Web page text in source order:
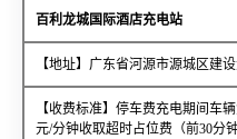
百利龙城国际酒店充电站
【地址】广东省河源市源城区建
【收费标准】停车费充电期间车
元/分钟收取超时占位费（前30分